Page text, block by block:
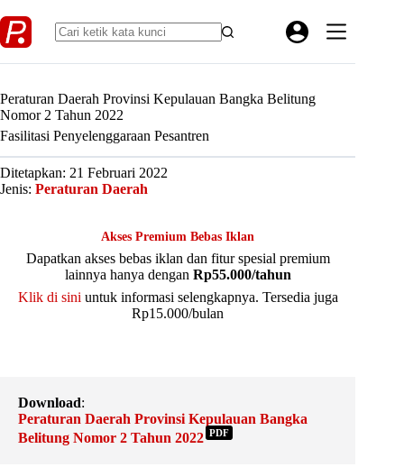
to
content
Peraturan Daerah Provinsi Kepulauan Bangka Belitung
Nomor 2 Tahun 2022
Fasilitasi Penyelenggaraan Pesantren
Ditetapkan: 21 Februari 2022
Jenis: Peraturan Daerah
Akses Premium Bebas Iklan
Dapatkan akses bebas iklan dan fitur spesial premium
lainnya hanya dengan Rp55.000/tahun
Klik di sini untuk informasi selengkapnya. Tersedia juga
Rp15.000/bulan
Download:
Peraturan Daerah Provinsi Kepulauan Bangka
Belitung Nomor 2 Tahun 2022 PDF